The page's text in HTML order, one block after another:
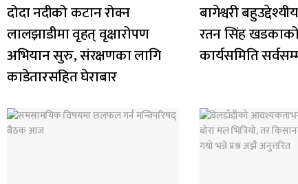
दोदा नदीको कटान रोक्न
लालझाडीमा वृहत् वृक्षारोपण
अभियान सुरु, संरक्षणका लागि
काडेतारसहित घेराबार
बागेश्वरी
रतन सिंह
कार्यसमिति